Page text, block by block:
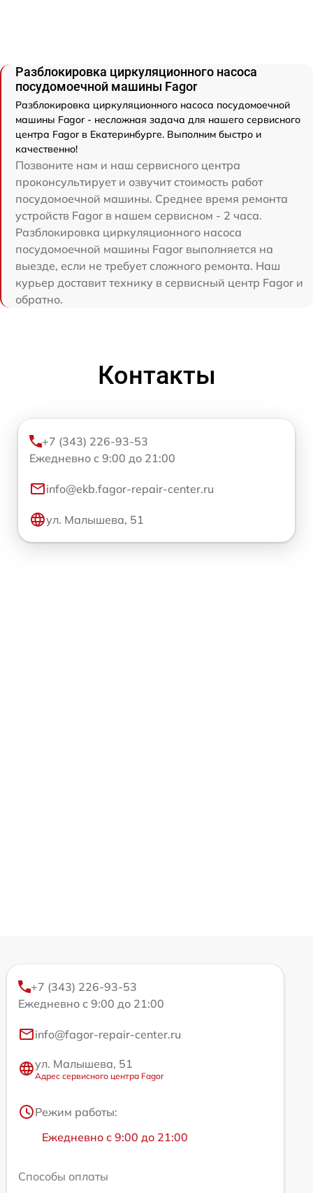
Разблокировка циркуляционного насоса
посудомоечной машины Fagor
Разблокировка циркуляционного насоса посудомоечной
машины Fagor - несложная задача для нашего сервисного
центра Fagor в Екатеринбурге. Выполним быстро и
качественно!
Позвоните нам и наш сервисного центра
проконсультирует и озвучит стоимость работ
посудомоечной машины. Среднее время ремонта
устройств Fagor в нашем сервисном - 2 часа.
Разблокировка циркуляционного насоса
посудомоечной машины Fagor выполняется на
выезде, если не требует сложного ремонта. Наш
курьер доставит технику в сервисный центр Fagor и
обратно.
Контакты
+7 (343) 226-93-53
Ежедневно с 9:00 до 21:00
info@ekb.fagor-repair-center.ru
ул. Малышева, 51
+7 (343) 226-93-53
Ежедневно с 9:00 до 21:00
info@fagor-repair-center.ru
ул. Малышева, 51
Адрес сервисного центра Fagor
Режим работы:
Ежедневно с 9:00 до 21:00
Способы оплаты